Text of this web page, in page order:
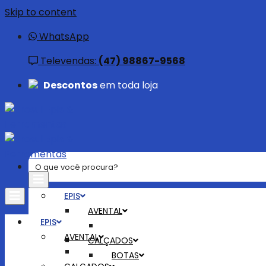
Skip to content
WhatsApp
Televendas: (47) 98867-9568
Descontosem toda loja
EPIS
AVENTAL
CALÇADOS
BOTAS
EPIS
AVENTAL